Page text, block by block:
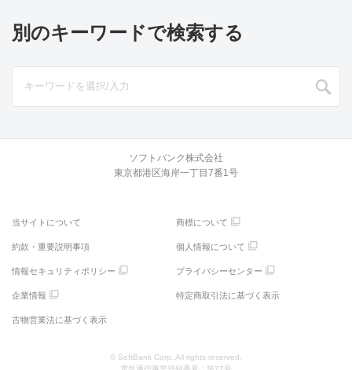
別のキーワードで検索する
ソフトバンク株式会社
東京都港区海岸一丁目7番1号
当サイトについて 商標について
約款・重要説明事項 個人情報について
情報セキュリティポリシー プライバシーセンター
企業情報 特定商取引法に基づく表示
古物営業法に基づく表示
© SoftBank Corp. All rights reserved.